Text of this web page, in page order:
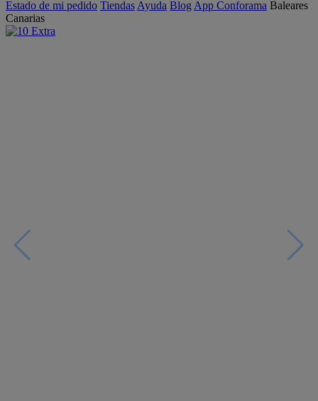
Estado de mi pedido Tiendas Ayuda Blog App Conforama Baleares
Canarias